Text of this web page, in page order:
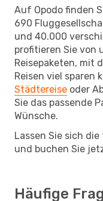
Auf Opodo finden
690
und 40.000
profitieren Sie von
Reisepaketen, mit
Reisen viel sparen
Städtereise oder
Sie das passende
Wünsche.
Lassen Sie sich
und buchen Sie
Häufige